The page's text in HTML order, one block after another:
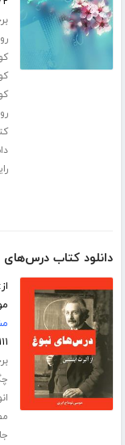
دانلود کتاب درس‌های
از:
۱۱۱ صفحه